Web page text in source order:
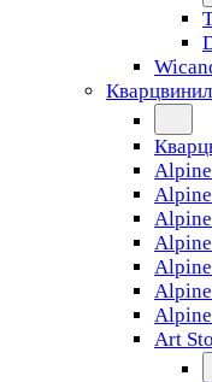
Кварцвинил
Art